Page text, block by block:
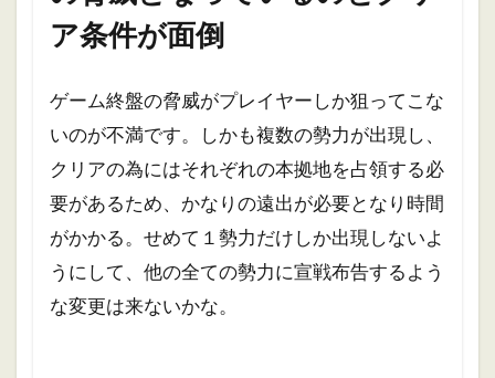
ア条件が面倒
ゲーム終盤の脅威がプレイヤーしか狙ってこな
いのが不満です。しかも複数の勢力が出現し、
クリアの為にはそれぞれの本拠地を占領する必
要があるため、かなりの遠出が必要となり時間
がかかる。せめて１勢力だけしか出現しないよ
うにして、他の全ての勢力に宣戦布告するよう
な変更は来ないかな。